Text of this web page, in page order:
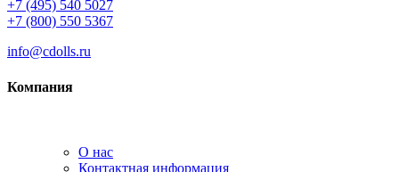
+7 (495) 540 5027
+7 (800) 550 5367
info@cdolls.ru
Компания
О нас
Контактная информация